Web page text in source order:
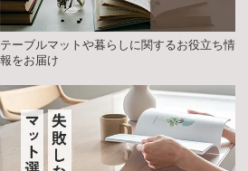
テーブルマットや暮らしに関するお役立ち情
報をお届け